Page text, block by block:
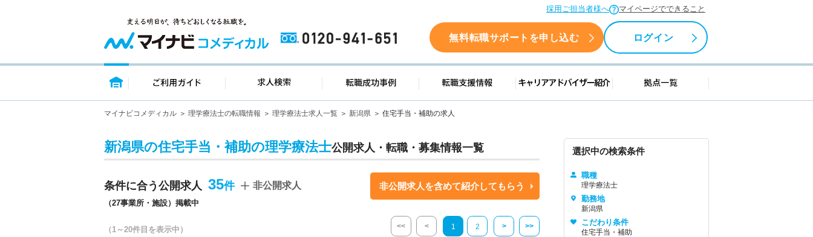
採用ご担当者様へ マイページでできること
0120-941-651 無料転職サポートを申し込む ログイン
トップページ ご利用ガイド 求人検索 転職成功事例 転職支援情報 キャリアアドバイザー紹介 拠点一覧
マイナビコメディカル 理学療法士の転職情報 理学療法士求人一覧 新潟県 住宅手当・補助の求人
新潟県の住宅手当・補助の理学療法士公開求人・転職・募集情報一覧
条件に合う公開求人 35
（27事業所・施設）掲載中
非公開求人 非公開求人を含めて紹介してもらう
（1～20件目を表示中） << < 1 2 > >>
選択中の検索条件
職種
理学療法士
勤務地
新潟県
こだわり条件
住宅手当・補助